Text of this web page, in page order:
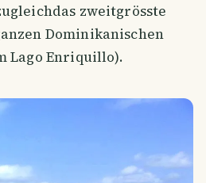
zweitgrösste
Dominikanischen
Lago Enriquillo).